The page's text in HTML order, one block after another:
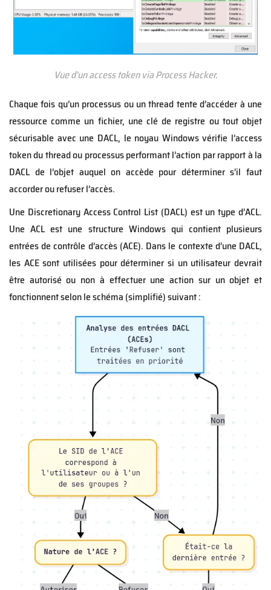
Vue d'un access token via Process Hacker.
Chaque fois qu’un processus ou un thread tente d’accéder à une
ressource comme un fichier, une clé de registre ou tout objet
sécurisable avec une DACL, le noyau Windows vérifie l’access
token du thread ou processus performant l’action par rapport à la
DACL de l’objet auquel on accède pour déterminer s’il faut
accorder ou refuser l’accès.
Une Discretionary Access Control List (DACL) est un type d’ACL.
Une ACL est une structure Windows qui contient plusieurs
entrées de contrôle d’accès (ACE). Dans le contexte d’une DACL,
les ACE sont utilisées pour déterminer si un utilisateur devrait
être autorisé ou non à effectuer une action sur un objet et
fonctionnent selon le schéma (simplifié) suivant :